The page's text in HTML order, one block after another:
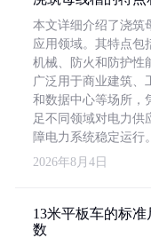
本文详细介绍了浇筑
应用领域。其特点包
机械、防火和防护性
广泛用于商业建筑、
和数据中心等场所，
足不同领域对电力供
障电力系统稳定运行。
2026年8月4日
13米平板车的标
数